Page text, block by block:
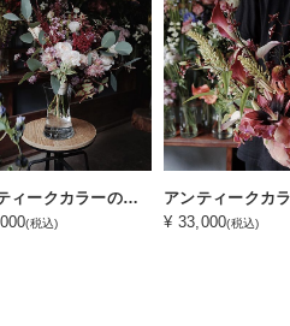
アンティークカラーのエアリーブーケ
(税込)
¥ 33,000(税込)